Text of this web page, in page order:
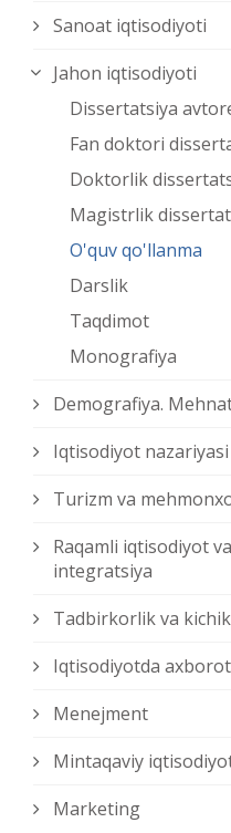
Sanoat iqtisodiyoti
Jahon iqtisodiyoti
Dissertatsiya
Fan doktori
Doktorlik
Magistrlik
O'quv qo'llanma
Darslik
Taqdimot
Monografiya
Demografiya.
Iqtisodiyot nazariyasi
Turizm va
Raqamli iqtisodiyot
integratsiya
Tadbirkorlik va
Iqtisodiyotda
Menejment
Mintaqaviy
Marketing